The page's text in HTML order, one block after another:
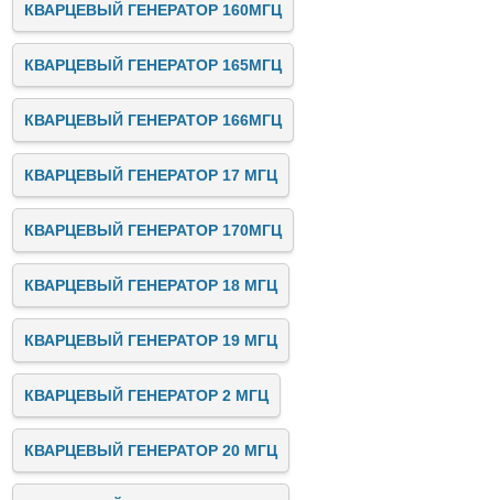
КВАРЦЕВЫЙ ГЕНЕРАТОР 160МГЦ
КВАРЦЕВЫЙ ГЕНЕРАТОР 165МГЦ
КВАРЦЕВЫЙ ГЕНЕРАТОР 166МГЦ
КВАРЦЕВЫЙ ГЕНЕРАТОР 17 МГЦ
КВАРЦЕВЫЙ ГЕНЕРАТОР 170МГЦ
КВАРЦЕВЫЙ ГЕНЕРАТОР 18 МГЦ
КВАРЦЕВЫЙ ГЕНЕРАТОР 19 МГЦ
КВАРЦЕВЫЙ ГЕНЕРАТОР 2 МГЦ
КВАРЦЕВЫЙ ГЕНЕРАТОР 20 МГЦ